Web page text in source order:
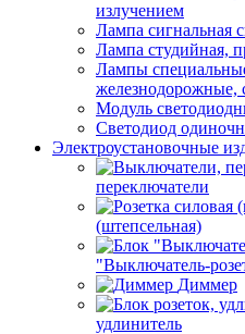
излучением
Лампа сигнальная
Лампа студийная,
Лампы
железнодорожные,
Модуль
Светодиод
Электроустановочные
переключатели
(штепсельная)
"Выключатель-
Диммер
удлинитель